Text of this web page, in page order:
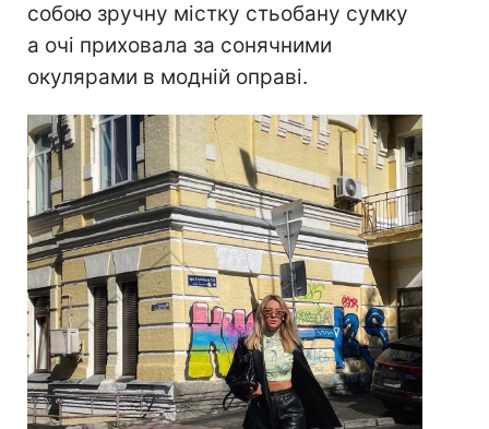
собою зручну містку стьобану сумку
а очі приховала за сонячними
окулярами в модній оправі.